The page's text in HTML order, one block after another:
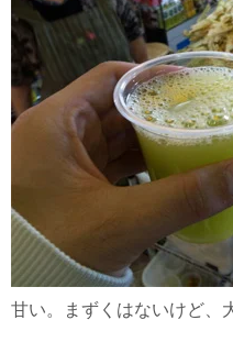
甘い。まずくはないけど、